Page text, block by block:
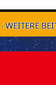
- WEITERE